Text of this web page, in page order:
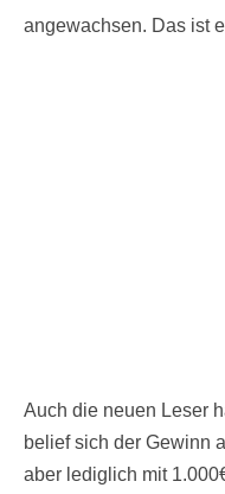
angewachsen. Das ist
Auch die neuen Leser
belief sich der Gewinn
aber lediglich mit